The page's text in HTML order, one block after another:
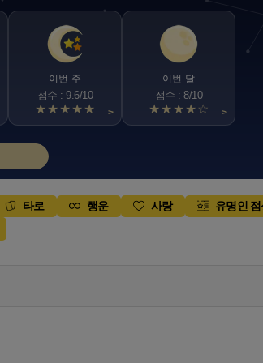
이번 주
점수 : 9.6/10
★★★★★ >
이번 달
점수 : 8/10
★★★★☆ >
타로 행운 사랑
유명인